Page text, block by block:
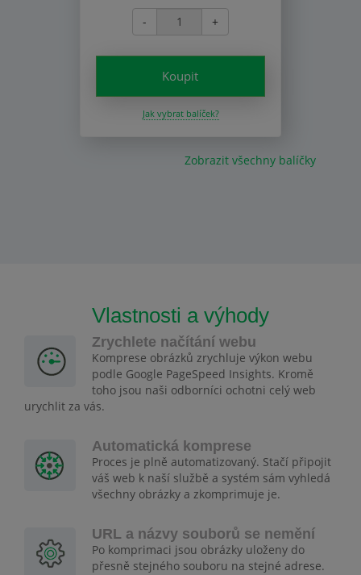
- +
Koupit
Jak vybrat balíček?
Zobrazit všechny balíčky
Vlastnosti a výhody
Zrychlete načítání webu
Komprese obrázků zrychluje výkon webu
podle Google PageSpeed Insights. Kromě
toho jsou naši odborníci ochotni celý web
urychlit za vás.
Automatická komprese
Proces je plně automatizovaný. Stačí připojit
váš web k naší službě a systém sám vyhledá
všechny obrázky a zkomprimuje je.
URL a názvy souborů se nemění
Po komprimaci jsou obrázky uloženy do
přesně stejného souboru na stejné adrese.